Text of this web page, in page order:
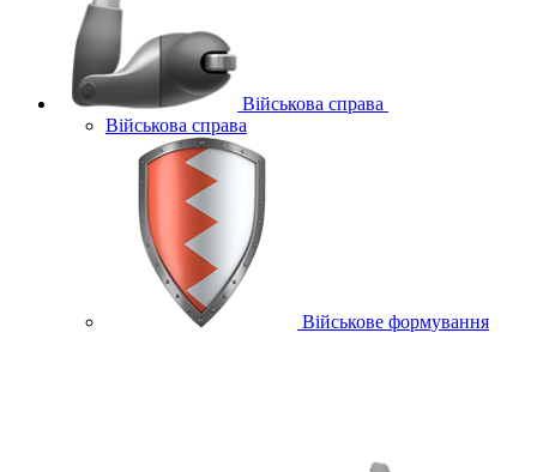
Військова справа
Військова справа
Військове формування